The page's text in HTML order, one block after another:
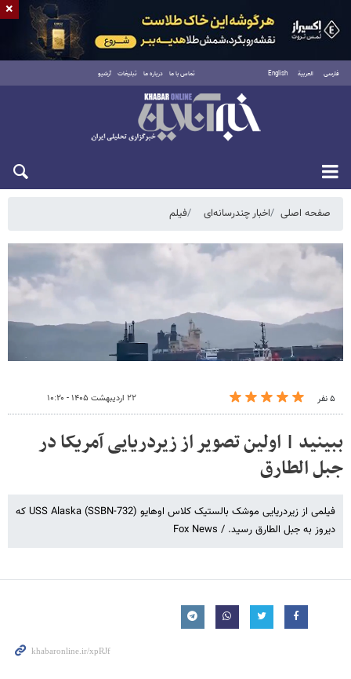
فارسی العربية English تماس با ما درباره ما تبلیغات آرشیو
شنبه ۱۷ مرداد ۱۴۰۵
صفحه اصلی اخبار چندرسانه‌ای فیلم
۵ نفر ۲۲ اردیبهشت ۱۴۰۵ - ۱۰:۲۰
ببینید | اولین تصویر از زیردریایی آمریکا در
جبل الطارق
فیلمی از زیردریایی موشک بالستیک کلاس اوهایو USS Alaska (SSBN-732) که
دیروز به جبل الطارق رسید. / Fox News
×